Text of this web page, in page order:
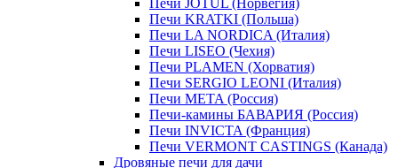
Печи JOTUL (Норвегия)
Печи KRATKI (Польша)
Печи LA NORDICA (Италия)
Печи LISEO (Чехия)
Печи PLAMEN (Хорватия)
Печи SERGIO LEONI (Италия)
Печи META (Россия)
Печи-камины БАВАРИЯ (Россия)
Печи INVICTA (Франция)
Печи VERMONT CASTINGS (Канада)
Дровяные печи для дачи